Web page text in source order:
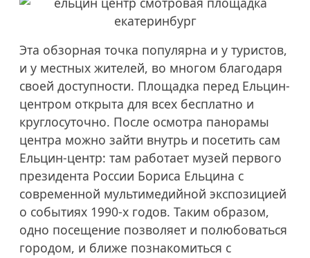
Эта обзорная точка популярна и у туристов,
и у местных жителей, во многом благодаря
своей доступности. Площадка перед Ельцин-
центром открыта для всех бесплатно и
круглосуточно. После осмотра панорамы
центра можно зайти внутрь и посетить сам
Ельцин-центр: там работает музей первого
президента России Бориса Ельцина с
современной мультимедийной экспозицией
о событиях 1990-х годов. Таким образом,
одно посещение позволяет и полюбоваться
городом, и ближе познакомиться с